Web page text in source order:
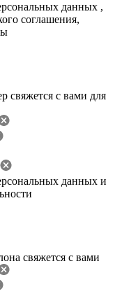
данных ,
соглашения,
свяжется с вами для
данных и
свяжется с вами